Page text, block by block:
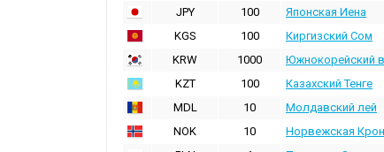
JPY
100 Японская Иена
KGS
100 Киргизский Сом
KRW
1000 Южнокорейский
KZT
100 Казахский Тенге
MDL
10 Молдавский лей
NOK
10 Норвежская